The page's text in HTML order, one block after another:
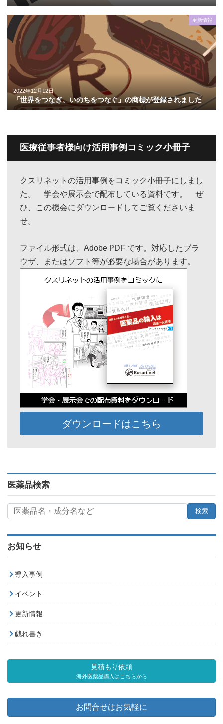
更新情報
2022年12月12日
「世界をつなぎ、いのちをつなぐ」の商標が登録されました
医療従事者様向け活用事例コミック小冊子
クスリネットの活用事例をコミック小冊子にしまし
た。 学会や展示会で配布している資料です。 ぜ
ひ、この機会にダウンロードしてご覧くださいま
せ。
ファイル形式は、Adobe PDF です。対応したブラ
ウザ、またはソフト等が必要な場合があります。
ダウンロードはこちら
医薬品検索
お知らせ
導入事例
イベント
更新情報
戯れ書き
見積もり依頼
海外医薬品購入はこちらから
お問合せはお気軽に